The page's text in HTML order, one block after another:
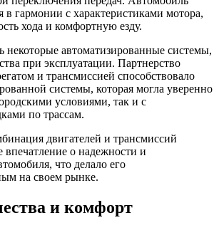
в гармонии с характеристиками мотора,
хода и комфортную езду.
некоторые автоматизированные системы,
при эксплуатации. Партнерство
и трансмиссией способствовало
системы, которая могла уверенно
условиями, так и с
по трассам.
двигателей и трансмиссий
о надежности и
что делало его
на своем рынке.
и комфорт